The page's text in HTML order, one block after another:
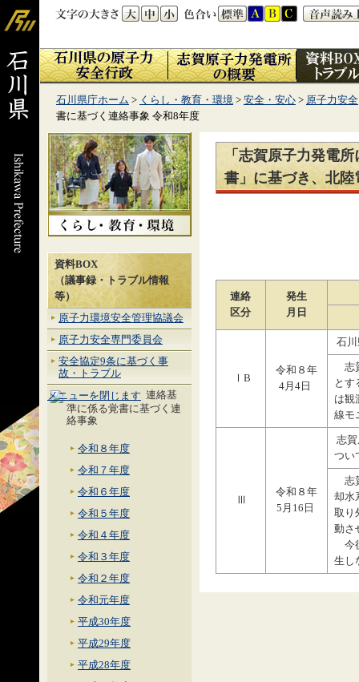
石川県庁ホーム > くらし・教育・環境 > 安全・安心 > 原子力安全
書に基づく連絡事象 令和8年度
資料BOX
（議事録・トラブル情報
等）
原子力環境安全管理協議会
原子力安全専門委員会
安全協定9条に基づく事
故・トラブル
連絡基
準に係る覚書に基づく連
絡事象
令和８年度
令和７年度
令和６年度
令和５年度
令和４年度
令和３年度
令和２年度
令和元年度
平成30年度
平成29年度
平成28年度
「志賀原子力発電
書」に基づき、北
連絡
区分
発生
月日
ⅠB
令和８年
4月4日
石
志
とす
は観
線モ
令和８年
5月16日
志
つい
志
却水
取り
動さ
今
生し